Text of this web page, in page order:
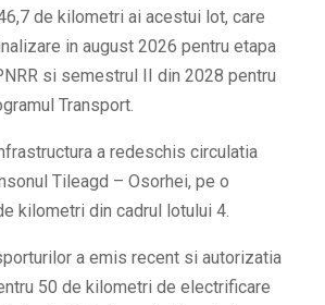
de kilometri ai acestui lot, care
in august 2026 pentru etapa
si semestrul II din 2028 pentru
Transport.
a redeschis circulatia
Tileagd – Osorhei, pe o
kilometri din cadrul lotului 4.
a emis recent si autorizatia
50 de kilometri de electrificare